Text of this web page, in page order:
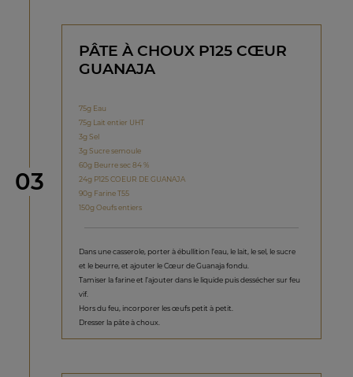
étape
03
PÂTE À CHOUX P125 CŒUR
GUANAJA
75g Eau
75g Lait entier UHT
3g Sel
3g Sucre semoule
60g Beurre sec 84 %
24g P125 COEUR DE GUANAJA
90g Farine T55
150g Oeufs entiers
Dans une casserole, porter à ébullition l’eau, le lait, le sel, le sucre
et le beurre, et ajouter le Cœur de Guanaja fondu.
Tamiser la farine et l’ajouter dans le liquide puis dessécher sur feu
vif.
Hors du feu, incorporer les œufs petit à petit.
Dresser la pâte à choux.